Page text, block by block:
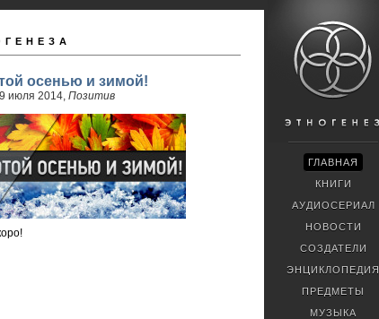
осенью и зимой!
июля 2014, Позитив
ГЛАВНАЯ
КНИГИ
АУДИОСЕРИАЛ
НОВОСТИ
СОЗДАТЕЛИ
ЭНЦИКЛОПЕДИЯ
ПРЕДМЕТЫ
МУЗЫКА